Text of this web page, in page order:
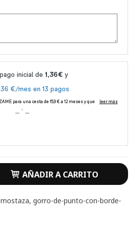
AÑADIR A CARRITO
mostaza gorro-de-punto-con-borde-